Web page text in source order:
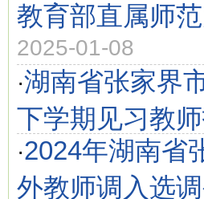
教育部直属师
2025-01-08
·湖南省张家界
下学期​见习教
·2024年湖南省
外教师调入选